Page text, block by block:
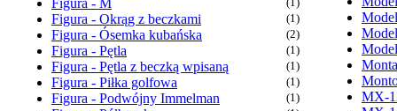
Figura - Okrąg z beczkami (1)
Figura - Ósemka kubańska (2)
Figura - Pętla (1)
Figura - Pętla z beczką wpisaną (1)
Figura - Piłka golfowa (1)
Figura - Podwójny Immelman (1)
MX-